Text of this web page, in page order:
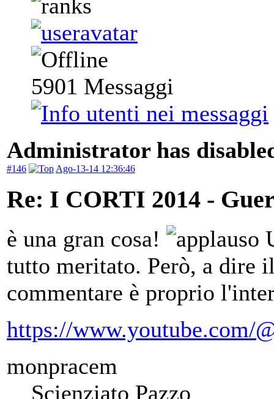
5901 Messaggi
Administrator has
#146 Ago-13-14 12:36:46
Re: I CORTI 2014 -
è una gran cosa!
tutto meritato. Però, a dire
commentare è proprio
https://www.youtube.com/
monpracem
Scienziato Pazzo